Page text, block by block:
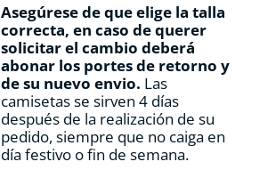
Asegúrese de que elige la talla
correcta, en caso de querer
solicitar el cambio deberá
abonar los portes de retorno y
de su nuevo envio. Las
camisetas se sirven 4 días
después de la realización de su
pedido, siempre que no caiga en
día festivo o fin de semana.